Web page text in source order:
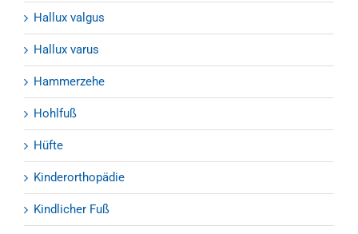
Hallux valgus
Hallux varus
Hammerzehe
Hohlfuß
Hüfte
Kinderorthopädie
Kindlicher Fuß